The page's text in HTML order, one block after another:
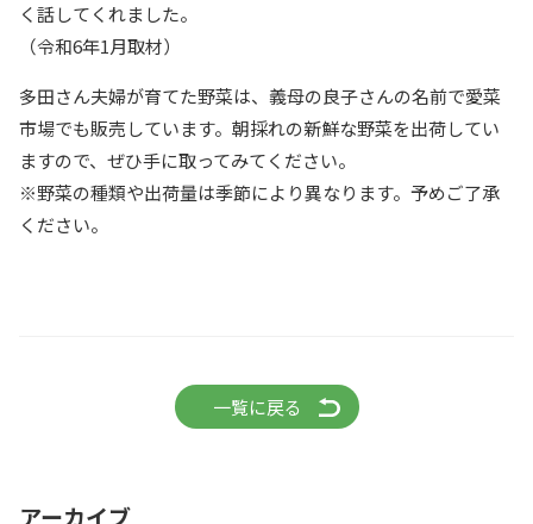
く話してくれました。
（令和6年1月取材）
多田さん夫婦が育てた野菜は、義母の良子さんの名前で愛菜
市場でも販売しています。朝採れの新鮮な野菜を出荷してい
ますので、ぜひ手に取ってみてください。
※野菜の種類や出荷量は季節により異なります。予めご了承
ください。
一覧に戻る
アーカイブ